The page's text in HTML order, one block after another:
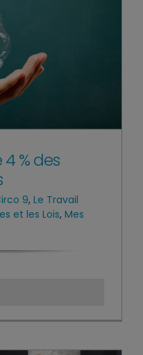
% des
9, Le Travail
et les Lois, Mes